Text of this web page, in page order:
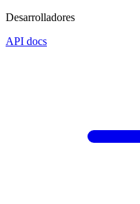
Desarrolladores
API docs